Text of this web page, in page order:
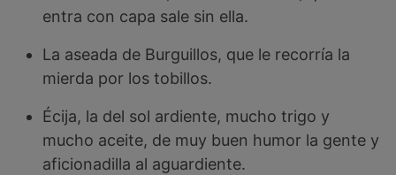
entra con capa sale sin ella.
La aseada de Burguillos, que le recorría la
mierda por los tobillos.
Écija, la del sol ardiente, mucho trigo y
mucho aceite, de muy buen humor la gente y
aficionadilla al aguardiente.